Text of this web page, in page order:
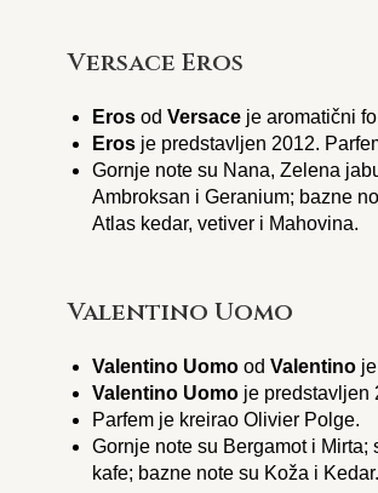
Versace Eros
Erosod Versaceje aromatični
Erosje predstavljen 2012.
Gornje note su Nana, Zelena
Ambroksan i Geranium; bazne
Atlas kedar, vetiver i Mahovina.
Valentino Uomo
Valentino Uomood Valentinoje
Valentino Uomoje predstavljen
Parfem je kreirao Olivier Polge.
Gornje note su Bergamot i
kafe; bazne note su Koža i Kedar.